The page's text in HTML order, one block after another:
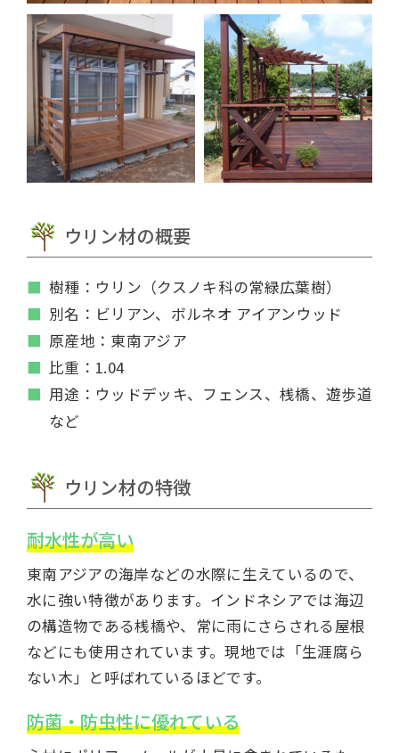
ウリン材の概要
樹種：ウリン（クスノキ科の常緑広葉樹）
別名：ビリアン、ボルネオ アイアンウッド
原産地：東南アジア
比重：1.04
用途：ウッドデッキ、フェンス、桟橋、遊歩道
など
ウリン材の特徴
耐水性が高い
東南アジアの海岸などの水際に生えているので、
水に強い特徴があります。インドネシアでは海辺
の構造物である桟橋や、常に雨にさらされる屋根
などにも使用されています。現地では「生涯腐ら
ない木」と呼ばれているほどです。
防菌・防虫性に優れている